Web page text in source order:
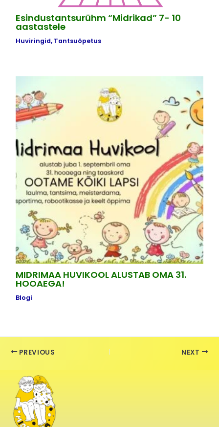
Esindustantsurühm “Midrikad” 7- 10
aastastele
Huviringid, Tantsuõpetus
MIDRIMAA HUVIKOOL ALUSTAB OMA 31.
HOOAEGA!
Blogi
PREVIOUS NEXT